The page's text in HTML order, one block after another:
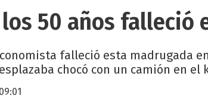
50 años falleció
falleció esta madrugada
chocó con un camión en